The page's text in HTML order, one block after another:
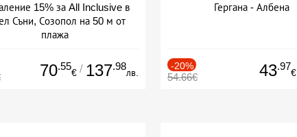
15% за All Inclusive в
Съни, Созопол на 50 м от
плажа
70.55
€ / 137.98
лв.
Гергана - Албена
-20%
54.66€ 43.97
€